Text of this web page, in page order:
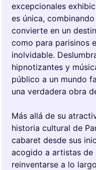
excepcionales
es única,
convierte en un
como para parisinos
inolvidable.
hipnotizantes y
público a un mundo
una verdadera obra
Más allá de su
historia cultural de
cabaret desde sus
acogido a artistas de
reinventarse a lo